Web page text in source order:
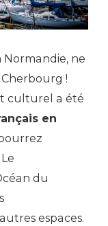
Normandie, ne
!
culturel a été
en
du
espaces.